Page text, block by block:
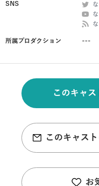
SNS
所属プロダクション ---
このキャ
このキャス
お